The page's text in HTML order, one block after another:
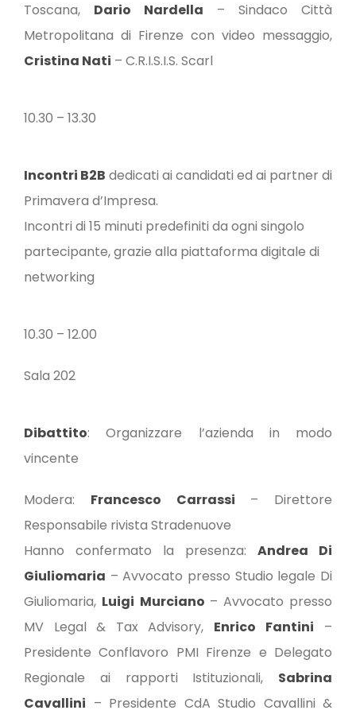
Toscana, Dario Nardella – Sindaco Città
Metropolitana di Firenze con video messaggio,
Cristina Nati – C.R.I.S.I.S. Scarl
10.30 – 13.30
Incontri B2B dedicati ai candidati ed ai partner di
Primavera d’Impresa.
Incontri di 15 minuti predefiniti da ogni singolo
partecipante, grazie alla piattaforma digitale di
networking
10.30 – 12.00
Sala 202
Dibattito: Organizzare l’azienda in modo
vincente
Modera: Francesco Carrassi – Direttore
Responsabile rivista Stradenuove
Hanno confermato la presenza: Andrea Di
Giuliomaria – Avvocato presso Studio legale Di
Giuliomaria, Luigi Murciano – Avvocato presso
MV Legal & Tax Advisory, Enrico Fantini –
Presidente Conflavoro PMI Firenze e Delegato
Regionale ai rapporti Istituzionali, Sabrina
Cavallini – Presidente CdA Studio Cavallini &